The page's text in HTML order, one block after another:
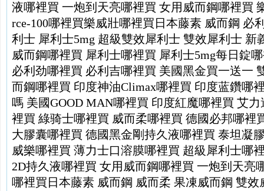
液哪裡買 一炮到天亮哪裡買 女用威而鋼哪裡買
rce-100哪裡買樂威壯哪裡買 日本藤素 威而鋼 必
利士 犀利士5mg 超級雙效犀利士 雙效犀利士 新
威而鋼哪裡買 犀利士哪裡買 犀利士5mg每日錠
必利劲哪裡買 必利吉哪裡買 美國黑金買一送一
而鋼哪裡買 印度神油Climax哪裡買 印度蓝鑽哪
嗎 美國GOOD MAN哪裡買 印度紅魔哪裡買 艾力
裡買 綠骑士哪裡買 威而柔哪裡買 德國必邦哪裡
大膠囊哪裡買 德國黑金剛持久液哪裡買 泰坦凝
威樂哪裡買 薄力士口溶膜哪裡買 超級犀利士哪
2D持久液哪裡買 女用威而鋼哪裡買 一炮到天亮
哪裡買 日本藤素 威而鋼 威而柔 果凍威而鋼 雙效